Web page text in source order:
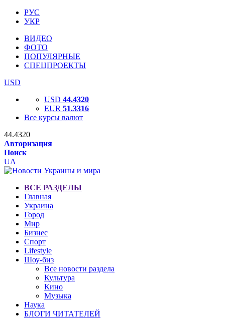
РУС
УКР
ВИДЕО
ФОТО
ПОПУЛЯРНЫЕ
СПЕЦПРОЕКТЫ
USD
USD 44.4320
EUR 51.3316
Все курсы валют
44.4320
Авторизация
Поиск
UA
ВСЕ РАЗДЕЛЫ
Главная
Украина
Город
Мир
Бизнес
Спорт
Lifestyle
Шоу-биз
Все новости раздела
Культура
Кино
Музыка
Наука
БЛОГИ ЧИТАТЕЛЕЙ